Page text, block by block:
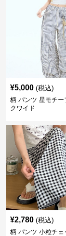
¥5,000 (税込)
柄 パンツ 星モチー
クワイド
¥2,780 (税込)
柄 パンツ 小粒チェ